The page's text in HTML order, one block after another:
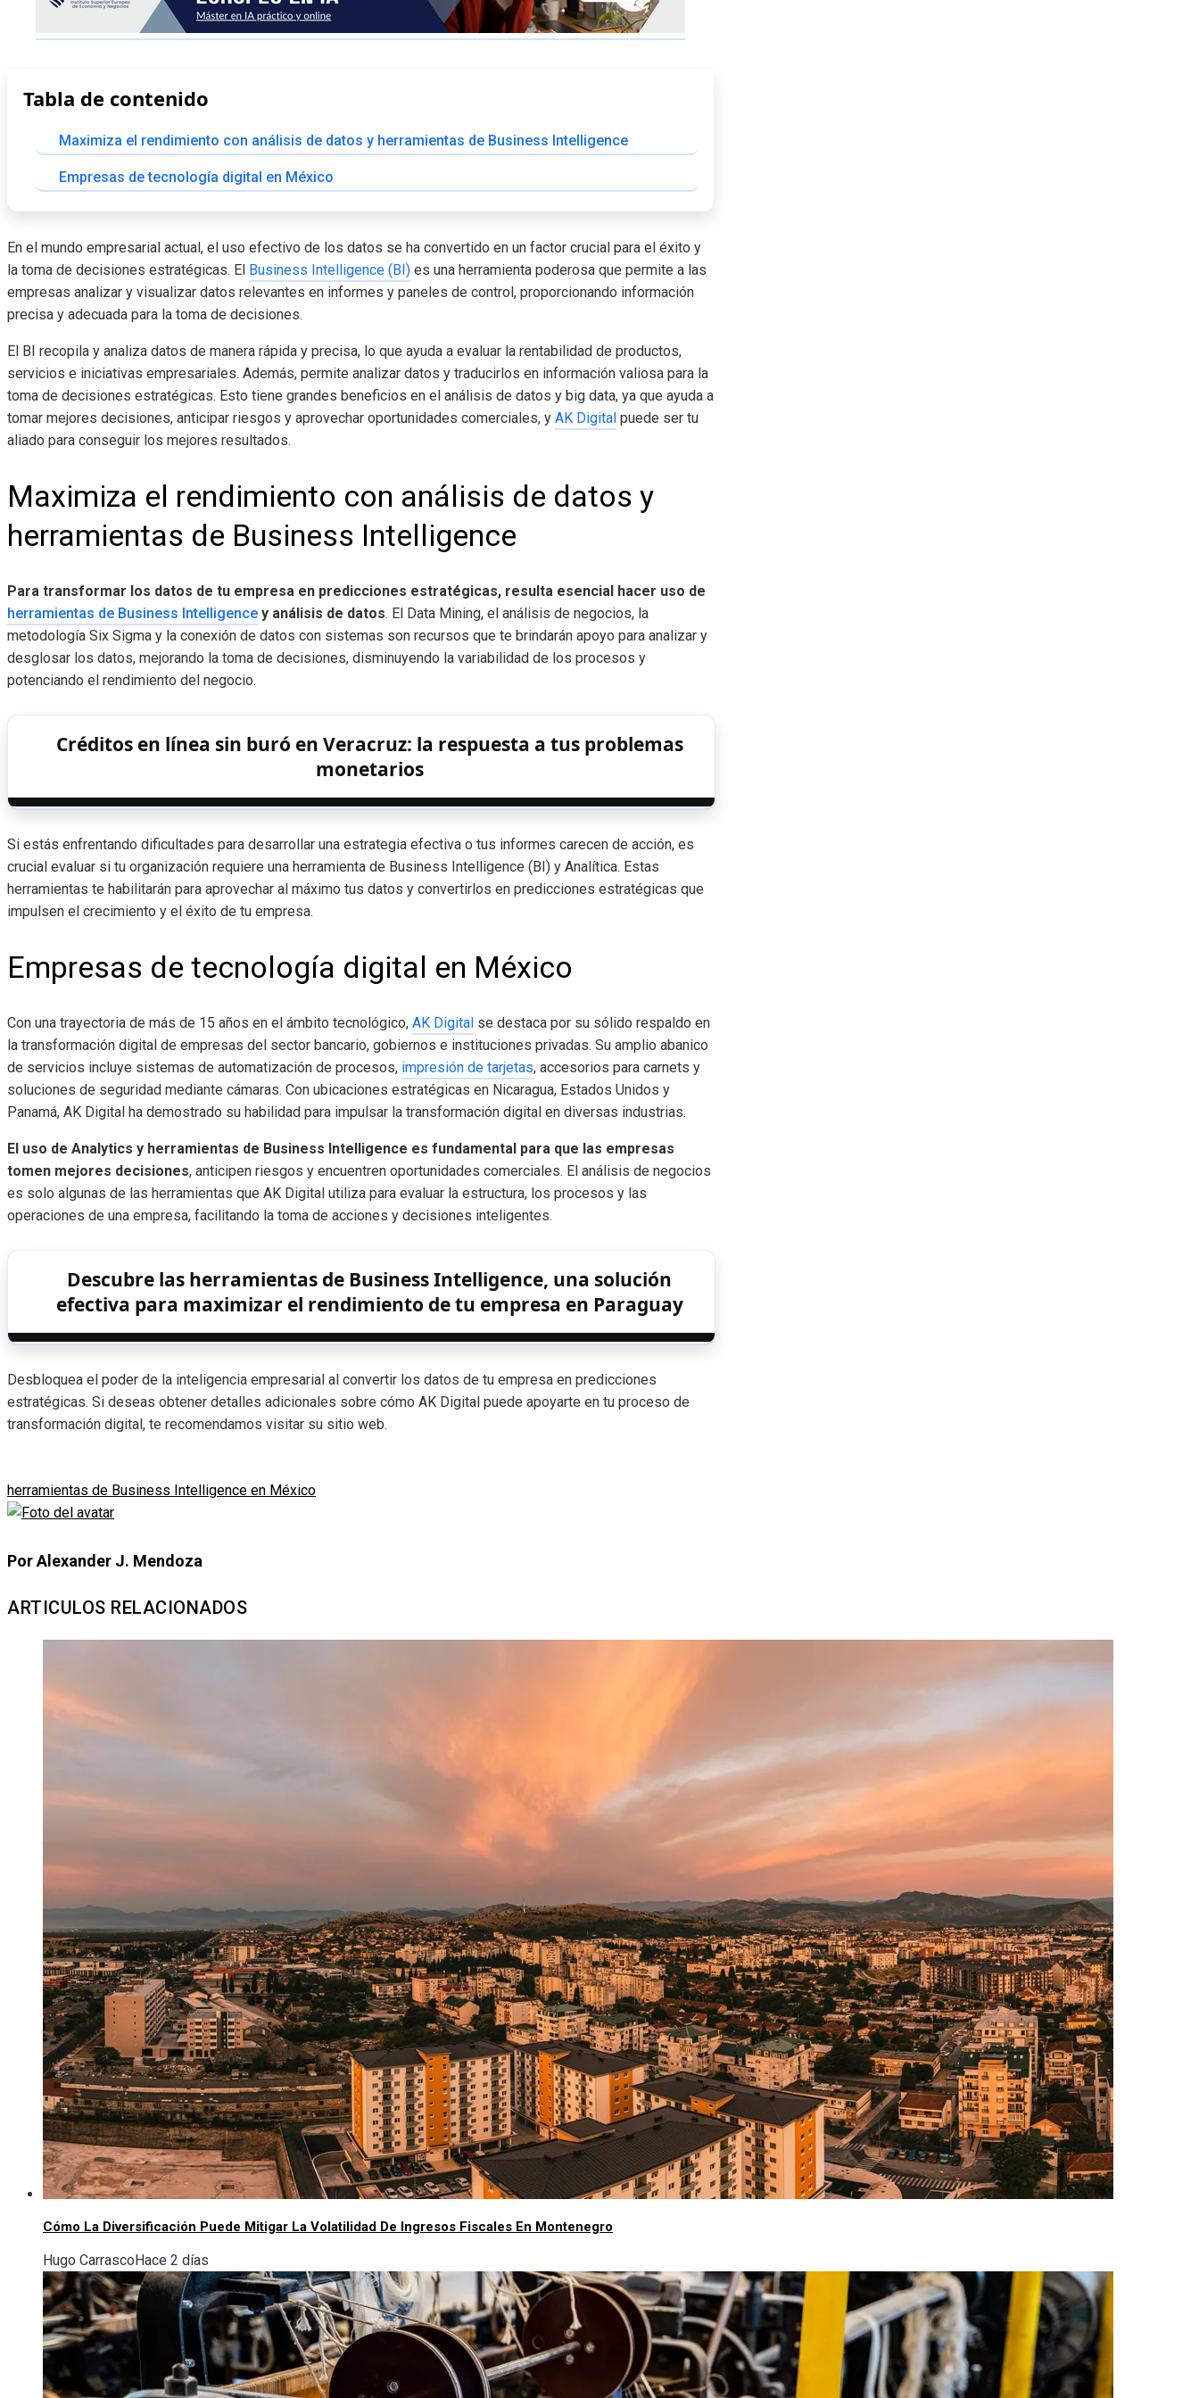
Tabla de contenido
Maximiza el rendimiento con análisis de datos y herramientas de Business Intelligence
Empresas de tecnología digital en México
En el mundo empresarial actual, el uso efectivo de los datos se ha convertido en un factor crucial para el éxito y
la toma de decisiones estratégicas. El Business Intelligence (BI) es una herramienta poderosa que permite a las
empresas analizar y visualizar datos relevantes en informes y paneles de control, proporcionando información
precisa y adecuada para la toma de decisiones.
El BI recopila y analiza datos de manera rápida y precisa, lo que ayuda a evaluar la rentabilidad de productos,
servicios e iniciativas empresariales. Además, permite analizar datos y traducirlos en información valiosa para la
toma de decisiones estratégicas. Esto tiene grandes beneficios en el análisis de datos y big data, ya que ayuda a
tomar mejores decisiones, anticipar riesgos y aprovechar oportunidades comerciales, y AK Digital puede ser tu
aliado para conseguir los mejores resultados.
Maximiza el rendimiento con análisis de datos y
herramientas de Business Intelligence
Para transformar los datos de tu empresa en predicciones estratégicas, resulta esencial hacer uso de
herramientas de Business Intelligence y análisis de datos. El Data Mining, el análisis de negocios, la
metodología Six Sigma y la conexión de datos con sistemas son recursos que te brindarán apoyo para analizar y
desglosar los datos, mejorando la toma de decisiones, disminuyendo la variabilidad de los procesos y
potenciando el rendimiento del negocio.
Créditos en línea sin buró en Veracruz: la respuesta a tus problemas
monetarios
Si estás enfrentando dificultades para desarrollar una estrategia efectiva o tus informes carecen de acción, es
crucial evaluar si tu organización requiere una herramienta de Business Intelligence (BI) y Analítica. Estas
herramientas te habilitarán para aprovechar al máximo tus datos y convertirlos en predicciones estratégicas que
impulsen el crecimiento y el éxito de tu empresa.
Empresas de tecnología digital en México
Con una trayectoria de más de 15 años en el ámbito tecnológico, AK Digital se destaca por su sólido respaldo en
la transformación digital de empresas del sector bancario, gobiernos e instituciones privadas. Su amplio abanico
de servicios incluye sistemas de automatización de procesos, impresión de tarjetas, accesorios para carnets y
soluciones de seguridad mediante cámaras. Con ubicaciones estratégicas en Nicaragua, Estados Unidos y
Panamá, AK Digital ha demostrado su habilidad para impulsar la transformación digital en diversas industrias.
El uso de Analytics y herramientas de Business Intelligence es fundamental para que las empresas
tomen mejores decisiones, anticipen riesgos y encuentren oportunidades comerciales. El análisis de negocios
es solo algunas de las herramientas que AK Digital utiliza para evaluar la estructura, los procesos y las
operaciones de una empresa, facilitando la toma de acciones y decisiones inteligentes.
Descubre las herramientas de Business Intelligence, una solución
efectiva para maximizar el rendimiento de tu empresa en Paraguay
Desbloquea el poder de la inteligencia empresarial al convertir los datos de tu empresa en predicciones
estratégicas. Si deseas obtener detalles adicionales sobre cómo AK Digital puede apoyarte en tu proceso de
transformación digital, te recomendamos visitar su sitio web.
herramientas de Business Intelligence en México
Por Alexander J. Mendoza
ARTICULOS RELACIONADOS
Cómo La Diversificación Puede Mitigar La Volatilidad De Ingresos Fiscales En Montenegro
Hugo CarrascoHace 2 días